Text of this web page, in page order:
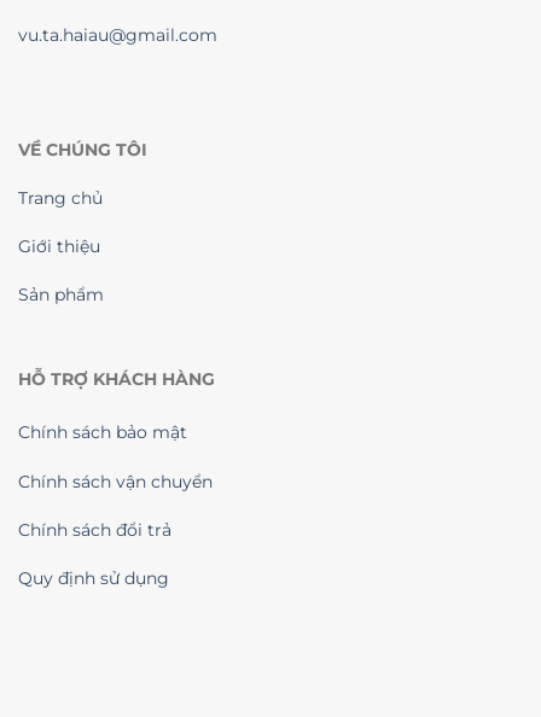
vu.ta.haiau@gmail.com
VỀ CHÚNG TÔI
Trang chủ
Giới thiệu
Sản phẩm
HỖ TRỢ KHÁCH HÀNG
Chính sách bảo mật
Chính sách vận chuyển
Chính sách đổi trả
Quy định sử dụng